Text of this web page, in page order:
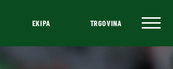
EKIPA TRGOVINA